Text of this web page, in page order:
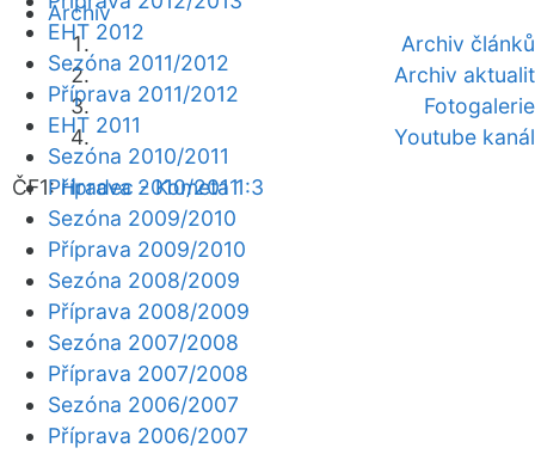
Archiv
Archiv článků
Archiv aktualit
Fotogalerie
Youtube kanál
ČF1:Hradec - Kometa 1:3
EHT 2012
Sezóna 2011/2012
Příprava 2011/2012
EHT 2011
Sezóna 2010/2011
Příprava 2010/2011
Sezóna 2009/2010
Příprava 2009/2010
Sezóna 2008/2009
Příprava 2008/2009
Sezóna 2007/2008
Příprava 2007/2008
Sezóna 2006/2007
Příprava 2006/2007